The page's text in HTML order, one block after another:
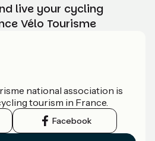
live your cycling
Vélo Tourisme
national association is
tourism in France.
Facebook